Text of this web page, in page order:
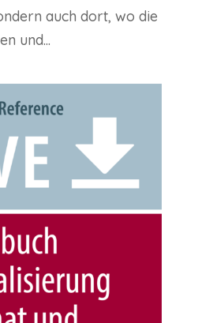
auch dort, wo die
und...